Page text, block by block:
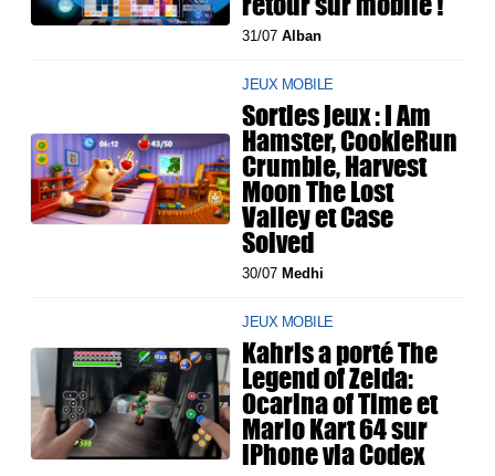
31/07Alban
JEUX MOBILE
Sorties jeux : I Am
Hamster, CookieRun
Crumble, Harvest
Moon The Lost
Valley et Case
Solved
30/07 Medhi
JEUX MOBILE
Kahris a porté The
Legend of Zelda:
Ocarina of Time et
Mario Kart 64 sur
iPhone via Codex